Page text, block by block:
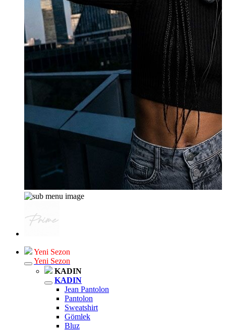
Yeni Sezon
Yeni Sezon
KADIN
KADIN
Jean Pantolon
Pantolon
Sweatshirt
Gömlek
Bluz